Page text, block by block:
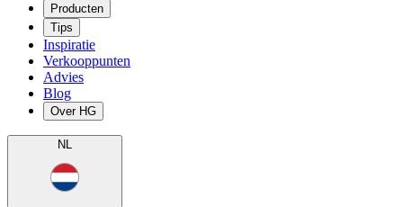
Producten
Tips
Inspiratie
Verkooppunten
Advies
Blog
Over HG
NL